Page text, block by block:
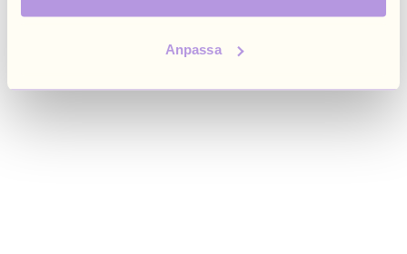
Anpassa